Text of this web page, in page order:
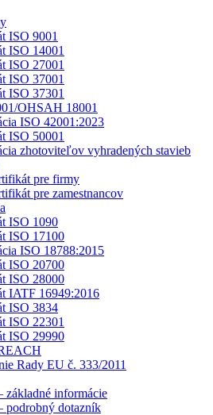
ISO 9001
ISO 14001
ISO 27001
ISO 37001
ISO 37301
OHSAH 18001
ISO 42001:2023
ISO 50001
zhotoviteľov vyhradených stavieb
pre firmy
pre zamestnancov
ISO 1090
ISO 17100
ISO 18788:2015
ISO 20700
ISO 28000
IATF 16949:2016
ISO 3834
ISO 22301
ISO 29990
Rady EU č. 333/2011
základné informácie
podrobný dotazník